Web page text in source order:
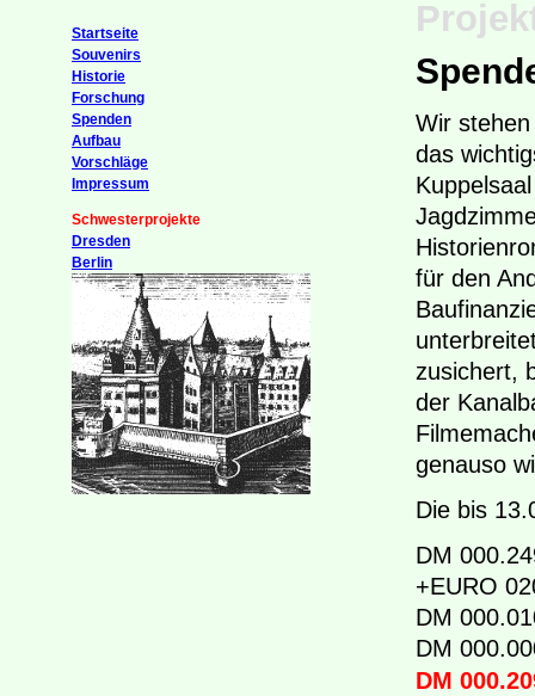
Startseite
Souvenirs
Historie
Forschung
Spenden
Aufbau
Vorschläge
Impressum
Schwesterprojekte
Dresden
Berlin
Wir
das
für den
zusichert,
der
genauso
Die bis
DM
+EURO
DM
DM
DM